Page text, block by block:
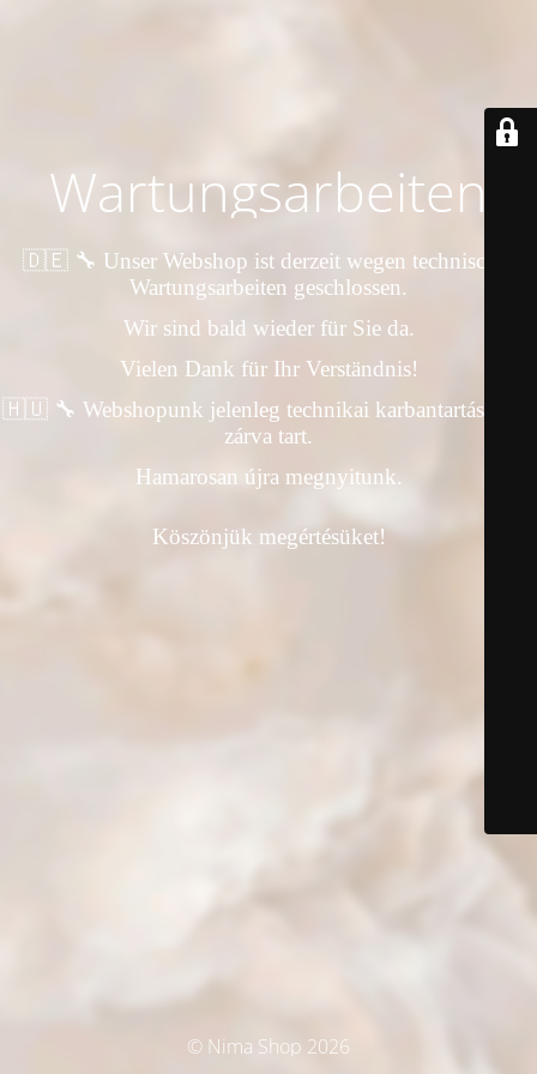
Wartungsarbeiten
🇩🇪 🔧 Unser Webshop ist derzeit wegen technischer
Wartungsarbeiten geschlossen.
Wir sind bald wieder für Sie da.
Vielen Dank für Ihr Verständnis!
🇭🇺 🔧 Webshopunk jelenleg technikai karbantartás miatt
zárva tart.
Hamarosan újra megnyitunk.
Köszönjük megértésüket!
© Nima Shop 2026